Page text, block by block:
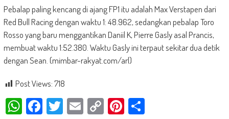
Pebalap paling kencang di ajang FP1 itu adalah Max Verstapen dari
Red Bull Racing dengan waktu 1: 48.962, sedangkan pebalap Toro
Rosso yang baru menggantikan Daniil K, Pierre Gasly asal Prancis,
membuat waktu 1:52.380. Waktu Gasly ini terpaut sekitar dua detik
dengan Sean. (mimbar-rakyat.com/arl)
Post Views:718
WhatsApp
Facebook
Twitter
EmailCopyPinterest
Share